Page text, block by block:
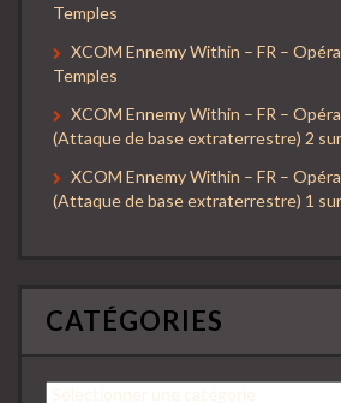
Temples
XCOM Ennemy Within – FR –
Temples
XCOM Ennemy Within – FR –
(Attaque de base extraterrestre) 2
XCOM Ennemy Within – FR –
(Attaque de base extraterrestre) 1
CATÉGORIES
Catégories